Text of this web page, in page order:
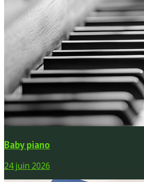
Baby piano
24 juin 2026